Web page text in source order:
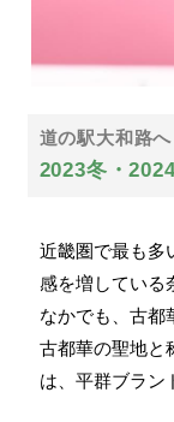
道の駅大和路
2023冬・
近畿圏で最も多
感を増している
なかでも、古都
古都華の聖地と
は、平群ブラン